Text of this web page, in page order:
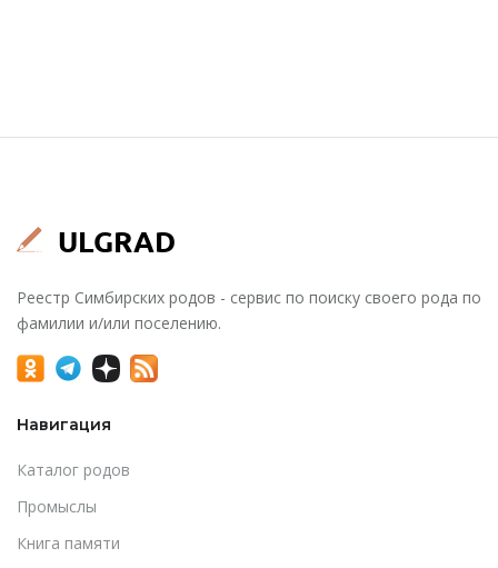
Реестр Симбирских родов - сервис по поиску своего рода по
фамилии и/или поселению.
Навигация
Каталог родов
Промыслы
Книга памяти